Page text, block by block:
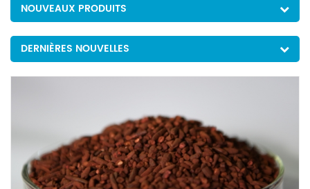
NOUVEAUX PRODUITS
DERNIÈRES NOUVELLES